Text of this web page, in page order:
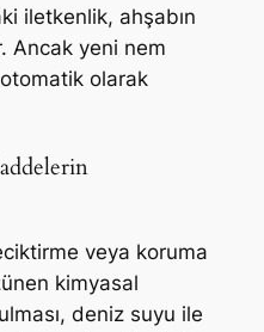
iletkenlik, ahşabın
Ancak yeni nem
otomatik olarak
veya koruma
kimyasal
deniz suyu ile